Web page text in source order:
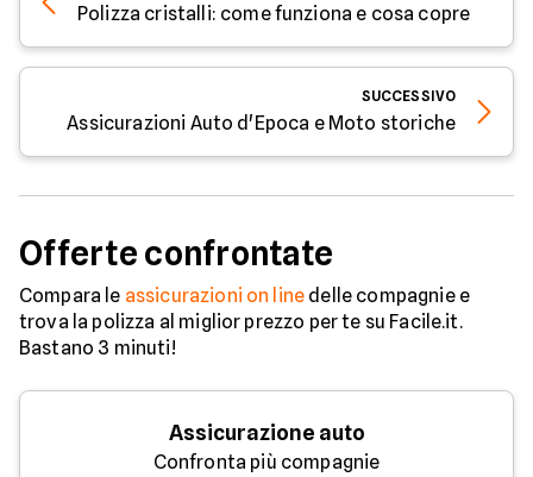
Polizza cristalli: come funziona e cosa copre
SUCCESSIVO
Assicurazioni Auto d'Epoca e Moto storiche
Offerte confrontate
Compara le assicurazioni on line delle compagnie e
trova la polizza al miglior prezzo per te su Facile.it.
Bastano 3 minuti!
Assicurazione auto
Confronta più compagnie